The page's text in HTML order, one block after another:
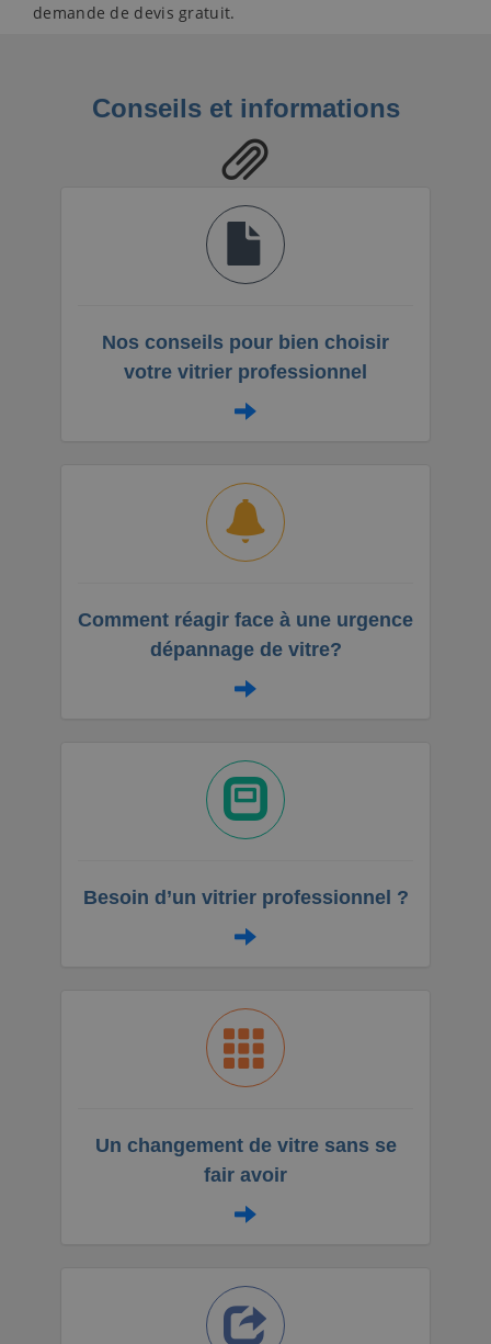
demande de devis gratuit.
Conseils et informations
Nos conseils pour bien choisir
votre vitrier professionnel
Comment réagir face à une urgence
dépannage de vitre?
Besoin d’un vitrier professionnel ?
Un changement de vitre sans se
fair avoir